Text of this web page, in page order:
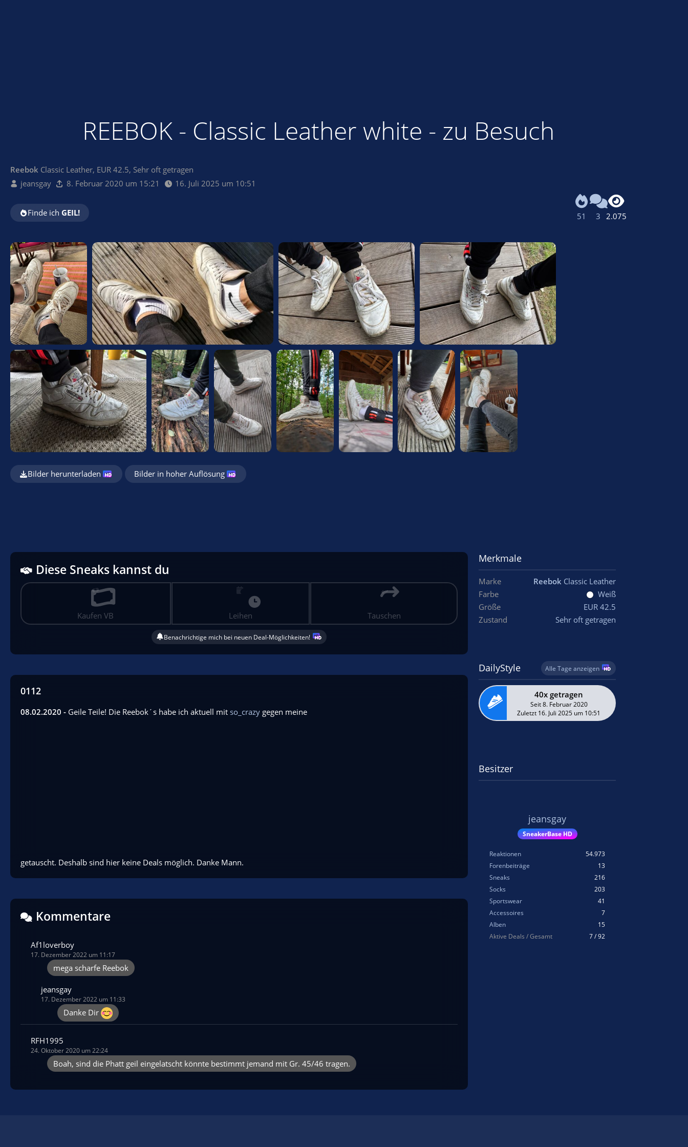
REEBOK - Classic Leather white - zu Besuch
Reebok Classic Leather, EUR 42.5, Sehr oft getragen
jeansgay
8. Februar 2020 um 15:21 16. Juli 2025 um 10:51
Finde ich GEIL! 51 3 2.075
Bilder herunterladen Bilder in hoher Auflösung
Diese Sneaks kannst du
Kaufen VB Leihen Tauschen
Benachrichtige mich bei neuen Deal-Möglichkeiten!
0112
08.02.2020 - Geile Teile! Die Reebok´s habe ich aktuell mit so_crazy gegen meine
Dezember
2022 um
50
23
6
getauscht. Deshalb sind hier keine Deals möglich. Danke Mann.
Kommentare
Af1loverboy
17. Dezember 2022 um 11:17
mega scharfe Reebok
jeansgay
17. Dezember 2022 um 11:33
Danke Dir
RFH1995
24. Oktober 2020 um 22:24
Boah, sind die Phatt geil eingelatscht könnte bestimmt jemand mit Gr. 45/46 tragen.
Merkmale
Marke Reebok Classic Leather
Farbe
Weiß
Größe
EUR 42.5
Zustand
Sehr oft getragen
DailyStyle Alle Tage anzeigen
40x getragen
Seit 8. Februar 2020
Zuletzt 16. Juli 2025 um 10:51
Besitzer
jeansgay
SneakerBase HD
Reaktionen
54.973
Forenbeiträge
13
Sneaks
216
Socks
203
Sportswear
41
Accessoires
7
Alben
15
Aktive Deals / Gesamt
7 / 92